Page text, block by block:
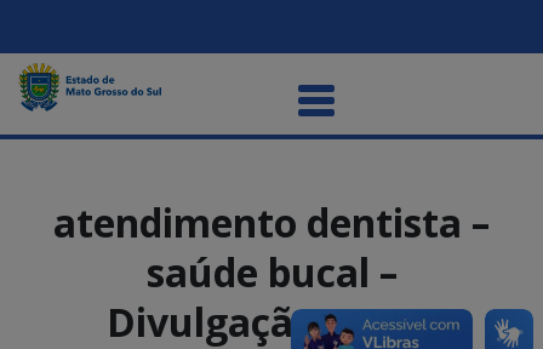
atendimento dentista –
saúde bucal –
DivulgaçãoSES (5)